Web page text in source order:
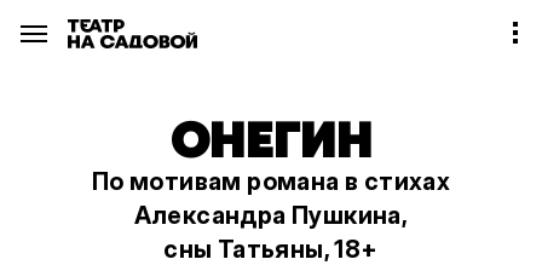
ОНЕГИН
По мотивам романа в стихах
Александра Пушкина,
сны Татьяны, 18+